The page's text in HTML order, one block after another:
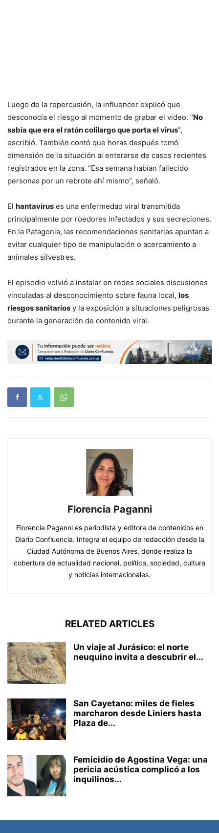
Luego de la repercusión, la influencer explicó que
desconocía el riesgo al momento de grabar el video. “No
sabía que era el ratón colilargo que porta el virus”,
escribió. También contó que horas después tomó
dimensión de la situación al enterarse de casos recientes
registrados en la zona. “Esa semana habían fallecido
personas por un rebrote ahí mismo”, señaló.
El hantavirus es una enfermedad viral transmitida
principalmente por roedores infectados y sus secreciones.
En la Patagonia, las recomendaciones sanitarias apuntan a
evitar cualquier tipo de manipulación o acercamiento a
animales silvestres.
El episodio volvió a instalar en redes sociales discusiones
vinculadas al desconocimiento sobre fauna local, los
riesgos sanitarios y la exposición a situaciones peligrosas
durante la generación de contenido viral.
Florencia Paganni
Florencia Paganni es periodista y editora de contenidos en
Diario Confluencia. Integra el equipo de redacción desde la
Ciudad Autónoma de Buenos Aires, donde realiza la
cobertura de actualidad nacional, política, sociedad, cultura
y noticias internacionales.
RELATED ARTICLES
Un viaje al Jurásico: el norte
neuquino invita a descubrir el...
San Cayetano: miles de fieles
marcharon desde Liniers hasta
Plaza de...
Femicidio de Agostina Vega: una
pericia acústica complicó a los
inquilinos...